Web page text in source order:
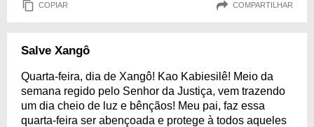
COPIAR COMPARTILHAR
Salve Xangô
Quarta-feira, dia de Xangô! Kao Kabiesilê! Meio da
semana regido pelo Senhor da Justiça, vem trazendo
um dia cheio de luz e bênçãos! Meu pai, faz essa
quarta-feira ser abençoada e protege à todos aqueles